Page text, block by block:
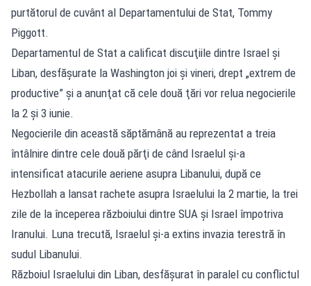
purtătorul de cuvânt al Departamentului de Stat, Tommy
Piggott.
Departamentul de Stat a calificat discuţiile dintre Israel şi
Liban, desfăşurate la Washington joi şi vineri, drept „extrem de
productive” şi a anunţat că cele două ţări vor relua negocierile
la 2 şi 3 iunie.
Negocierile din această săptămână au reprezentat a treia
întâlnire dintre cele două părţi de când Israelul şi-a
intensificat atacurile aeriene asupra Libanului, după ce
Hezbollah a lansat rachete asupra Israelului la 2 martie, la trei
zile de la începerea războiului dintre SUA şi Israel împotriva
Iranului. Luna trecută, Israelul şi-a extins invazia terestră în
sudul Libanului.
Războiul Israelului din Liban, desfăşurat în paralel cu conflictul